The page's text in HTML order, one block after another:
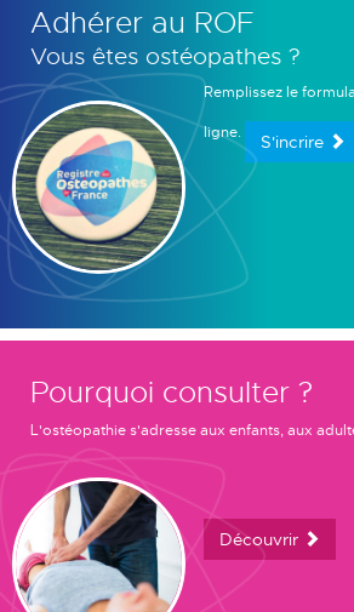
Adhérer au ROF
Vous êtes ostéopathes ?
Remplissez le
ligne. S'incrire
Pourquoi consulter ?
L'ostéopathie s'adresse aux enfants, aux
Découvrir